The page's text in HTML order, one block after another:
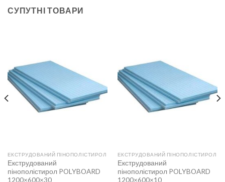
СУПУТНІ ТОВАРИ
ЕКСТРУДОВАНИЙ ПІНОПОЛІСТИРОЛ
Екструдований
пінополістирол POLYBOARD
1200×600×30
ЕКСТРУДОВАНИЙ ПІНОПОЛІСТИРОЛ
Екструдований
пінополістирол POLYBOARD
1200×600×10